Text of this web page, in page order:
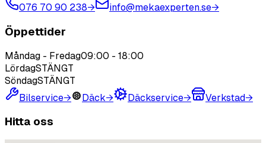
076 70 90 238→ info@mekaexperten.se→
Öppettider
Måndag - Fredag09:00 - 18:00
LördagSTÄNGT
SöndagSTÄNGT
Bilservice→ Däck→ Däckservice→ Verkstad→
Hitta oss